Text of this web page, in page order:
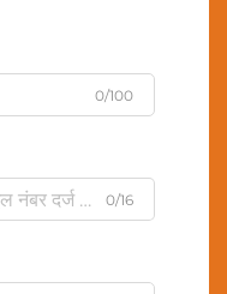
0/100
0/16